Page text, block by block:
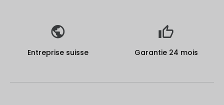
Entreprise suisse Garantie 24 mois